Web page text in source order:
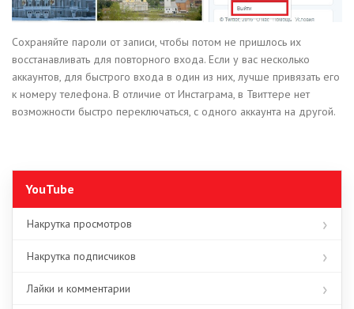
Сохраняйте пароли от записи, чтобы потом не пришлось их
восстанавливать для повторного входа. Если у вас несколько
аккаунтов, для быстрого входа в один из них, лучше привязать его
к номеру телефона. В отличие от Инстаграма, в Твиттере нет
возможности быстро переключаться, с одного аккаунта на другой.
YouTube
Накрутка просмотров
Накрутка подписчиков
Лайки и комментарии